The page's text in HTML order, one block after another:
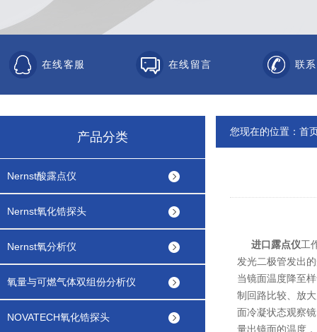
在线客服 在线留言 联
产品分类
Nernst酸露点仪
Nernst氧化锆探头
Nernst氧分析仪
氧量与可燃气体双组份分析仪
NOVATECH氧化锆探头
您现在的位置： 首
进口露点仪工
发光二极管发出
当镜面温度降至
制回路比较、放
面冷凝状态观察
量出镜面的温度